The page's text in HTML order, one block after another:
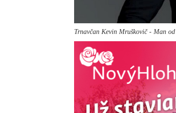
Trnavčan Kevin Mruškovič - Man